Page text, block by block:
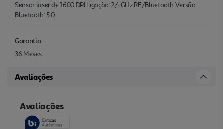
Sensor laser de 1600 DPI Ligação: 2,4 GHz RF/Bluetooth Versão
Bluetooth: 5.0
Garantia
36 Meses
Avaliações